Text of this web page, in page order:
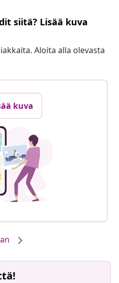
siitä? Lisää kuva
Aloita alla olevasta
kuva